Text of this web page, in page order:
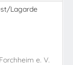
Lagarde
e. V.